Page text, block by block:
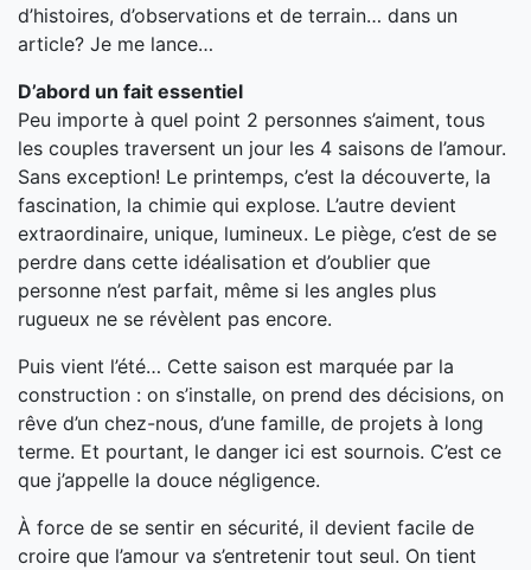
d’histoires, d’observations et de terrain… dans un
article? Je me lance…
D’abord un fait essentiel
Peu importe à quel point 2 personnes s’aiment, tous
les couples traversent un jour les 4 saisons de l’amour.
Sans exception! Le printemps, c’est la découverte, la
fascination, la chimie qui explose. L’autre devient
extraordinaire, unique, lumineux. Le piège, c’est de se
perdre dans cette idéalisation et d’oublier que
personne n’est parfait, même si les angles plus
rugueux ne se révèlent pas encore.
Puis vient l’été… Cette saison est marquée par la
construction : on s’installe, on prend des décisions, on
rêve d’un chez-nous, d’une famille, de projets à long
terme. Et pourtant, le danger ici est sournois. C’est ce
que j’appelle la douce négligence.
À force de se sentir en sécurité, il devient facile de
croire que l’amour va s’entretenir tout seul. On tient